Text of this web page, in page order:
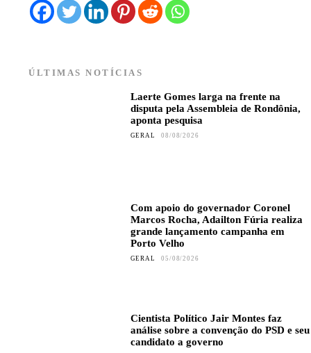
ÚLTIMAS NOTÍCIAS
Laerte Gomes larga na frente na
disputa pela Assembleia de Rondônia,
aponta pesquisa
GERAL 08/08/2026
Com apoio do governador Coronel
Marcos Rocha, Adailton Fúria realiza
grande lançamento campanha em
Porto Velho
GERAL 05/08/2026
Cientista Político Jair Montes faz
análise sobre a convenção do PSD e seu
candidato a governo